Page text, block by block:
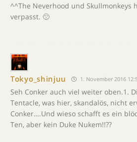
^^The Neverhood und Skullmonkeys
verpasst. 🙁
Tokyo_shinjuu 1. November 2016
Seh Conker auch viel weiter oben.1.
Tentacle, was hier, skandalös, nicht
Conker….Und wieso schafft es ein
Ten, aber kein Duke Nukem!!??